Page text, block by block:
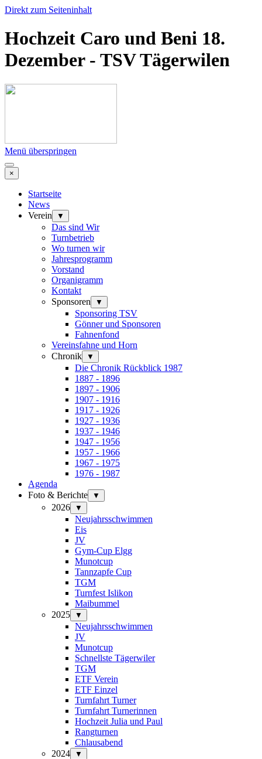
Direkt zum Seiteninhalt
Hochzeit Caro und Beni 18.
Dezember - TSV Tägerwilen
Menü überspringen
×
Startseite
News
Verein
▼
Das sind Wir
Turnbetrieb
Wo turnen wir
Jahresprogramm
Vorstand
Organigramm
Kontakt
Sponsoren
▼
Sponsoring TSV
Gönner und Sponsoren
Fahnenfond
Vereinsfahne und Horn
Chronik
▼
Die Chronik Rückblick 1987
1887 - 1896
1897 - 1906
1907 - 1916
1917 - 1926
1927 - 1936
1937 - 1946
1947 - 1956
1957 - 1966
1967 - 1975
1976 - 1987
Agenda
Foto & Berichte
▼
2026 ▼
Neujahrsschwimmen
Eis
JV
Gym-Cup Elgg
Munotcup
Tannzapfe Cup
TGM
Turnfest Islikon
Maibummel
2025
▼
Neujahrsschwimmen
JV
Munotcup
Schnellste Tägerwiler
TGM
ETF Verein
ETF Einzel
Turnfahrt Turner
Turnfahrt Turnerinnen
Hochzeit Julia und Paul
Rangturnen
Chlausabend
2024
▼